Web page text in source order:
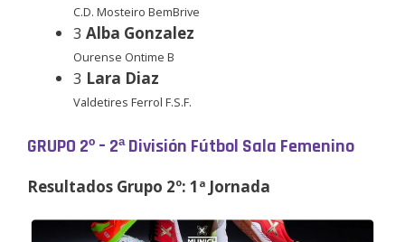
C.D. Mosteiro BemBrive
3 Alba Gonzalez
Ourense Ontime B
3 Lara Diaz
Valdetires Ferrol F.S.F.
GRUPO 2º – 2ª División Fútbol Sala Femenino
Resultados Grupo 2º: 1ª Jornada